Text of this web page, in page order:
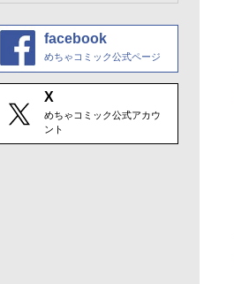
facebook
めちゃコミック公式ページ
X
めちゃコミック公式アカウ
ント